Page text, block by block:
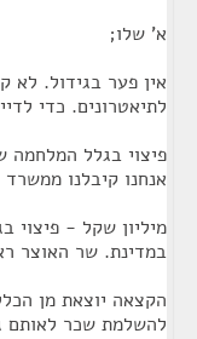
א' שלו;
אין פער בגידול. לא
לתיאטרונים. כדי
פיצוי בגלל המלחמה
אנחנו קיבלנו ממשרד
מיליון שקל - פיצוי
במדינת. שר האוצר
הקצאה יוצאת מן
להשלמת שכר לאותם